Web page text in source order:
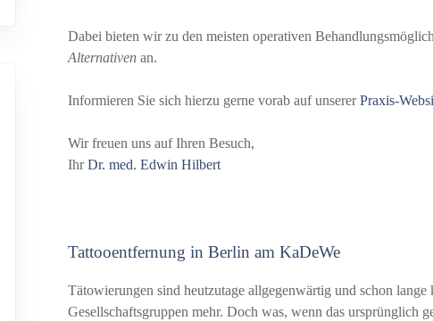
Dabei bieten wir zu den meisten operativen
Alternativenan.
Informieren Sie sich hierzu gerne vorab auf unsererPraxis-
Wir freuen uns auf Ihren Besuch,
IhrDr. med. Edwin Hilbert
Tattooentfernung in Berlin am KaDeWe
Tätowierungen sind heutzutage allgegenwärtig und schon lange
Gesellschaftsgruppen mehr. Doch was, wenn das ursprünglich